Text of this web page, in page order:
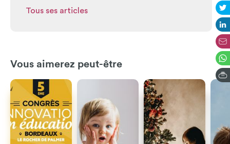
Tous ses articles
Vous aimerez peut-être